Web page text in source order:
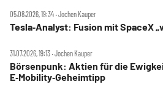
05.08.2026, 19:34 ‧ Jochen Kauper
Tesla‑Analyst: Fusion mit SpaceX
31.07.2026, 19:13 ‧ Jochen Kauper
Börsenpunk: Aktien für die
E‑Mobility‑Geheimtipp